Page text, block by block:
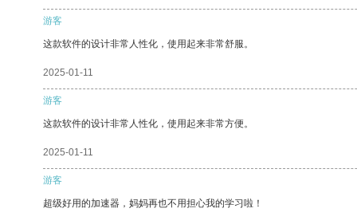
游客
这款软件的设计非常人性化，使用起来非常舒服。
2025-01-11
游客
这款软件的设计非常人性化，使用起来非常方便。
2025-01-11
游客
超级好用的加速器，妈妈再也不用担心我的学习啦！